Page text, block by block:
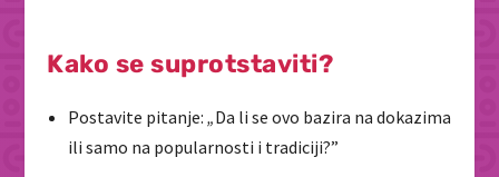
Kako se suprotstaviti?
Postavite pitanje: „Da li se ovo bazira na dokazima
ili samo na popularnosti i tradiciji?”